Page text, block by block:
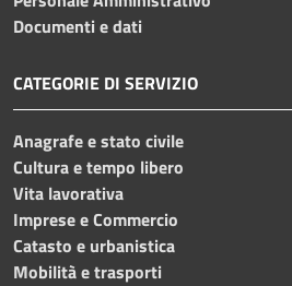
Documenti e dati
CATEGORIE DI SERVIZIO
Anagrafe e stato civile
Cultura e tempo libero
Vita lavorativa
Imprese e Commercio
Catasto e urbanistica
Mobilità e trasporti